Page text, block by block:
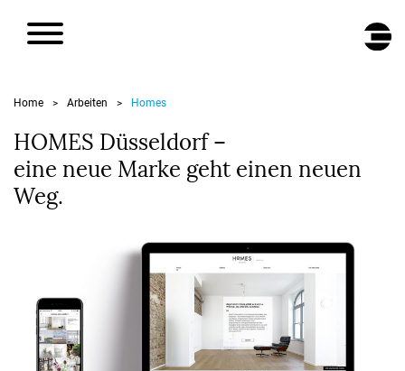
Home > Arbeiten > Homes
HOMES Düsseldorf –
eine neue Marke geht einen neuen
Weg.